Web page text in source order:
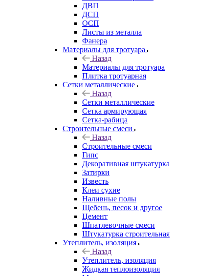
ДВП
ДСП
ОСП
Листы из металла
Фанера
Материалы для тротуара
Назад
Материалы для тротуара
Плитка тротуарная
Сетки металлические
Назад
Сетки металлические
Сетка армирующая
Сетка-рабица
Строительные смеси
Назад
Строительные смеси
Гипс
Декоративная штукатурка
Затирки
Известь
Клеи сухие
Наливные полы
Щебень, песок и другое
Цемент
Шпатлевочные смеси
Штукатурка строительная
Утеплитель, изоляция
Назад
Утеплитель, изоляция
Жидкая теплоизоляция